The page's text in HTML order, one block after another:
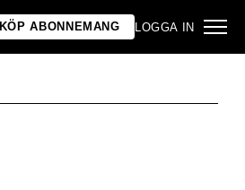
KÖP ABONNEMANG LOGGA IN